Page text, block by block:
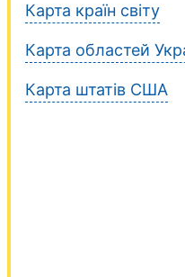
Карта країн світу
Карта областей
Карта штатів США